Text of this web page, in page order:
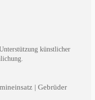
künstlicher